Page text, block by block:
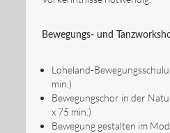
Bewegungs- und
Loheland-
min.)
Bewegungschor in der
x 75 min.)
Bewegung gestalten im